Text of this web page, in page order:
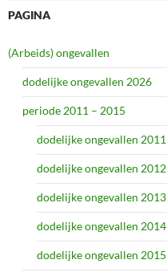
PAGINA
(Arbeids) ongevallen
dodelijke ongevallen 2026
periode 2011 – 2015
dodelijke ongevallen 2011
dodelijke ongevallen 2012
dodelijke ongevallen 2013
dodelijke ongevallen 2014
dodelijke ongevallen 2015